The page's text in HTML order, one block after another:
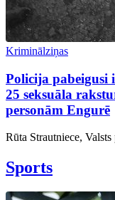
Kriminālziņas
Policija pabeigusi
25 seksuāla
personām Engurē
Rūta Strautniece,
Sports